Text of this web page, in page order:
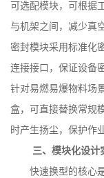
可选配模块，可根据
与机架之间，减少真
密封模块采用标准化
连接接口，保证设备
针对易燃易爆物料场
盒，可直接替换常规
时产生扬尘，保护作
三、模块化设计
快速换型的核心